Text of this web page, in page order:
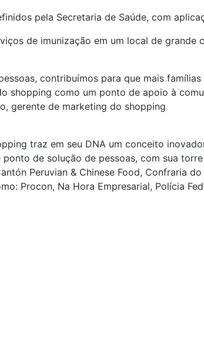
pela Secretaria de Saúde, com
de imunização em um local de grande
contribuímos para que mais
shopping como um ponto de apoio à
gerente de marketing do shopping
traz em seu DNA um conceito
de solução de pessoas, com sua
Peruvian & Chinese Food, Confraria
Procon, Na Hora Empresarial, Polícia